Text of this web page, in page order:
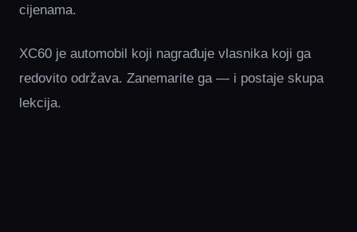
cijenama.
XC60 je automobil koji nagrađuje vlasnika koji ga
redovito održava. Zanemarite ga — i postaje skupa
lekcija.